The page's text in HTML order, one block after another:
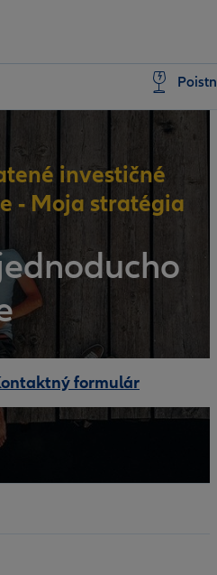
investičné
- Moja stratégia
formulár